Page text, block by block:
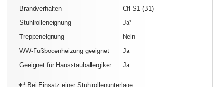
Brandverhalten
Cfl-S1 (B1)
Stuhlrolleneignung
Ja¹
Treppeneignung
Nein
WW-Fußbodenheizung geeignet
Ja
Geeignet für Hausstauballergiker
Ja
∗¹ Bei Einsatz einer Stuhlrollenunterlage